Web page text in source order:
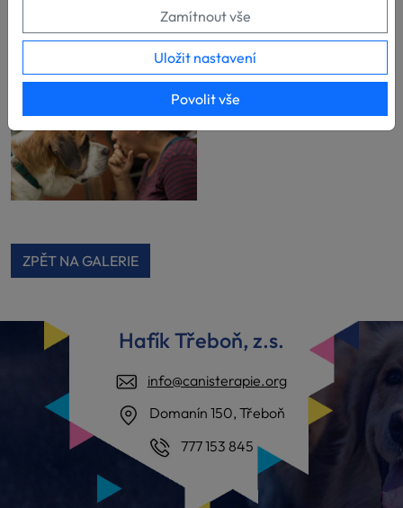
ZPĚT NA GALERIE
Hafík Třeboň, z.s.
info@canisterapie.org
Domanín 150, Třeboň
777 153 845
Zamítnout vše
Uložit nastavení
Povolit vše